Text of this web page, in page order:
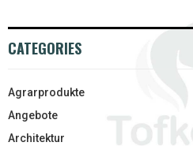
CATEGORIES
Agrarprodukte
Angebote
Architektur